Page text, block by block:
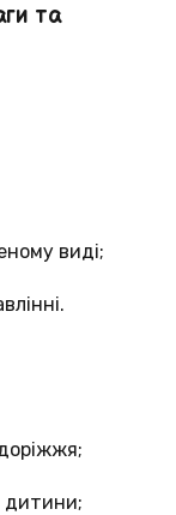
та
виді;
дитини;